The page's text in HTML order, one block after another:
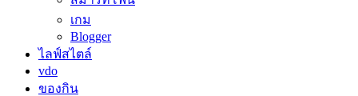
เกม
Blogger
ไลฟ์สไตล์
vdo
ของกิน